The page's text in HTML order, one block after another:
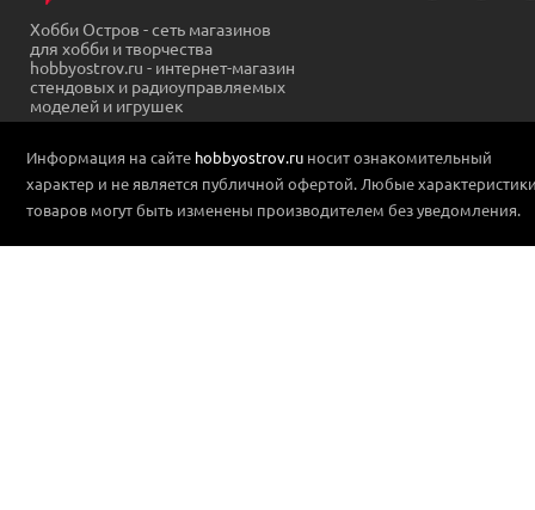
Хобби Остров - сеть магазинов
для хобби и творчества
hobbyostrov.ru - интернет-магазин
стендовых и радиоуправляемых
моделей и игрушек
Информация на сайте hobbyostrov.ru носит ознакомительный
характер и не является публичной офертой. Любые
товаров могут быть изменены производителем без уведомления.